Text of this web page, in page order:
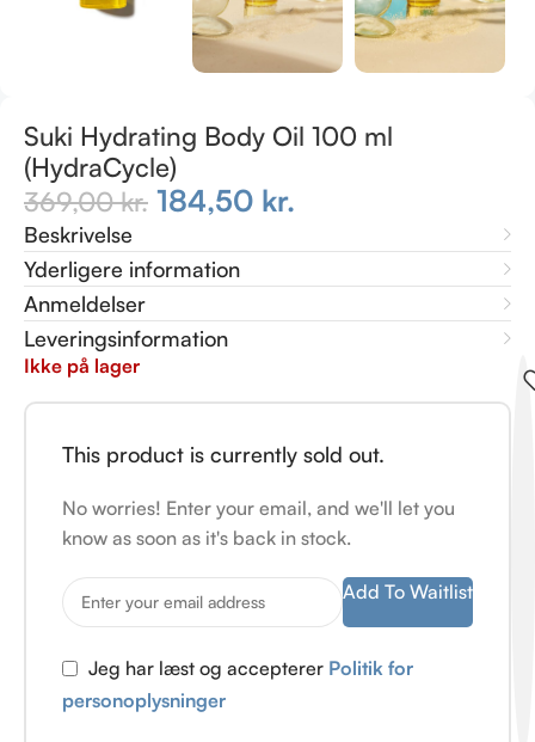
Suki Hydrating Body Oil 100 ml
(HydraCycle)
369,00kr. 184,50 kr.
Beskrivelse
Yderligere information
Anmeldelser
Leveringsinformation
Ikke på lager
This product is currently sold out.
No worries! Enter your email, and we'll let you
know as soon as it's back in stock.
Add To Waitlist
Jeg har læst og accepterer Politik for
personoplysninger